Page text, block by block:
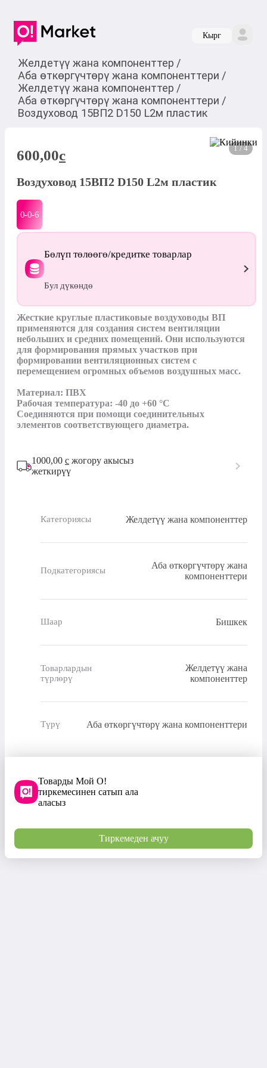
Кырг
Желдетүү жана компоненттер /
Аба өткөргүчтөрү жана компоненттери /
Желдетүү жана компоненттер /
Аба өткөргүчтөрү жана компоненттери /
Воздуховод 15ВП2 D150 L2м пластик
1 / 4
600,00c
Воздуховод 15ВП2 D150 L2м пластик
0-0-6
Бөлүп төлөөгө/кредитке товарлар
Бул дүкөндө
Жесткие круглые пластиковые воздуховоды ВП
применяются для создания систем вентиляции
небольших и средних помещений. Они используются
для формирования прямых участков при
формировании вентиляционных систем с
перемещением огромных объемов воздушных масс.
Материал: ПВХ
Рабочая температура: -40 до +60 °С
Соединяются при помощи соединительных
элементов соответствующего диаметра.
1000,00 с жогору акысыз
жеткирүү
Категориясы Желдетүү жана компоненттер
Подкатегориясы
Аба өткөргүчтөрү жана
компоненттери
Шаар Бишкек
Товарлардын
түрлөрү
Желдетүү жана
компоненттер
Түрү Аба өткөргүчтөрү жана компоненттери
Товарды Мой О!
тиркемесинен сатып ала
аласыз
Тиркемеден ачуу